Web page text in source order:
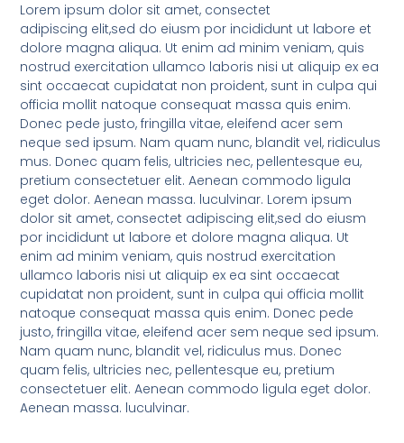
Lorem ipsum dolor sit amet, consectet
adipiscing elit,sed do eiusm por incididunt ut labore et
dolore magna aliqua. Ut enim ad minim veniam, quis
nostrud exercitation ullamco laboris nisi ut aliquip ex ea
sint occaecat cupidatat non proident, sunt in culpa qui
officia mollit natoque consequat massa quis enim.
Donec pede justo, fringilla vitae, eleifend acer sem
neque sed ipsum. Nam quam nunc, blandit vel, ridiculus
mus. Donec quam felis, ultricies nec, pellentesque eu,
pretium consectetuer elit. Aenean commodo ligula
eget dolor. Aenean massa. luculvinar. Lorem ipsum
dolor sit amet, consectet adipiscing elit,sed do eiusm
por incididunt ut labore et dolore magna aliqua. Ut
enim ad minim veniam, quis nostrud exercitation
ullamco laboris nisi ut aliquip ex ea sint occaecat
cupidatat non proident, sunt in culpa qui officia mollit
natoque consequat massa quis enim. Donec pede
justo, fringilla vitae, eleifend acer sem neque sed ipsum.
Nam quam nunc, blandit vel, ridiculus mus. Donec
quam felis, ultricies nec, pellentesque eu, pretium
consectetuer elit. Aenean commodo ligula eget dolor.
Aenean massa. luculvinar.